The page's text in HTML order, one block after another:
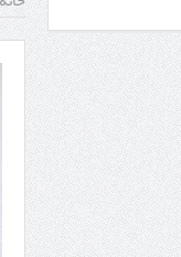
قبل از تماس با تعمیرکار
هزینه ایمپلنت دندان در ترکیه 1405 | قیمت، مزایا، معایب و مقایسه با ایران
محصولات تراست؛ بهترین گزینه
کلاس تیزهوشان برای چه
آشنایی با هنر عاج کاری
7 سوئیت محبوب مشهد نزدیک حرم با غذا و نظر مسافران